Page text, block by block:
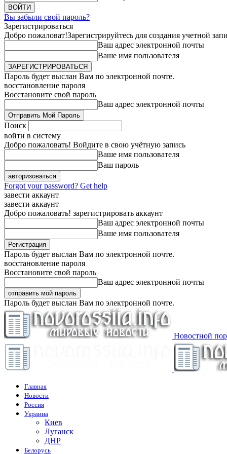
Вы забыли свой пароль?
Зарегистрироваться
Добро пожаловат!Зарегистрируйтесь для создания учетной
Ваш адрес электронной почты
Ваше имя пользователя
Пароль будет выслан Вам по электронной почте.
восстановление пароля
Восстановите свой пароль
Ваш адрес электронной почты
Поиск
войти в систему
Добро пожаловать! Войдите в свою учётную запись
Ваше имя пользователя
Ваш пароль
Forgot your password? Get help
завести аккаунт
завести аккаунт
Добро пожаловать! зарегистрировать аккаунт
Ваш адрес электронной почты
Ваше имя пользователя
Пароль будет выслан Вам по электронной почте.
восстановление пароля
Восстановите свой пароль
Ваш адрес электронной почты
Пароль будет выслан Вам по электронной почте.
Новостной
Главная
Новости
Россия
Украина
Киев
Луганск
ДНР
Белорусь